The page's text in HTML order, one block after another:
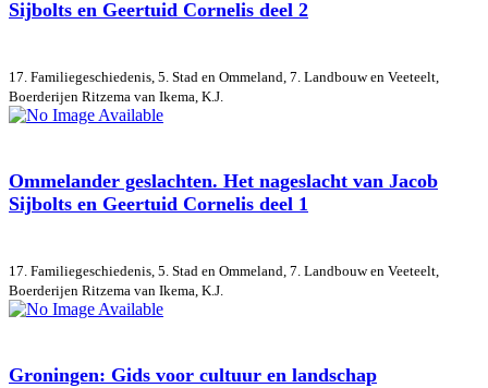
Sijbolts en Geertuid Cornelis deel 2
17. Familiegeschiedenis, 5. Stad en Ommeland, 7. Landbouw en Veeteelt,
Boerderijen Ritzema van Ikema, K.J.
Ommelander geslachten. Het nageslacht van Jacob
Sijbolts en Geertuid Cornelis deel 1
17. Familiegeschiedenis, 5. Stad en Ommeland, 7. Landbouw en Veeteelt,
Boerderijen Ritzema van Ikema, K.J.
Groningen: Gids voor cultuur en landschap